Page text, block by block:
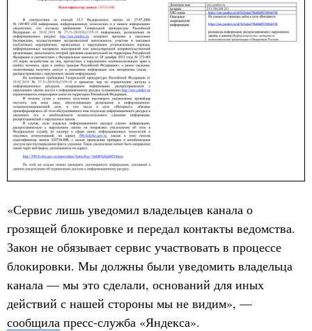
«Сервис лишь уведомил владельцев канала о
грозящей блокировке и передал контакты ведомства.
Закон не обязывает сервис участвовать в процессе
блокировки. Мы должны были уведомить владельца
канала — мы это сделали, оснований для иных
действий с нашей стороны мы не видим», —
сообщила пресс-служба «Яндекса».